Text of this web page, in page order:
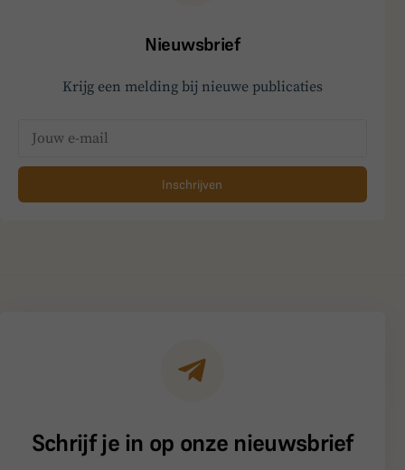
Nieuwsbrief
Krijg een melding bij nieuwe publicaties
Inschrijven
Schrijf je in op onze nieuwsbrief